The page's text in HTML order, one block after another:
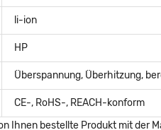
li-ion
HP
Überspannung, Überhitzung,
CE-, RoHS-, REACH-konform
Ihnen bestellte Produkt mit der